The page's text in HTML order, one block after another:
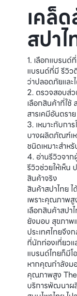
เคล็
สปา
1. เลือกแบรนด์
แบรนด์ที่มี รีวิว
ว่าปลอดภัยและ
2. ตรวจสอบส่
เลือกสินค้าที่ใช้
สารเคมีอันตราย
3. เหมาะกับการ
บางผลิตภัณฑ์เ
ชนิดเหมาะสำห
4. อ่านรีวิวจาก
รีวิวช่วยให้เห็น
สินค้าจริง
สินค้าสปาไทย
เพราะคุณภาพ
เลือกสินค้าสปา
ยังมอบ สุขภาพ
ประเทศไทยจึง
ที่นักท่องเที่ยวแ
แบรนด์ไทยก็มีโ
หากคุณกำลังม
คุณภาพสูง
บริการพัฒนาผ